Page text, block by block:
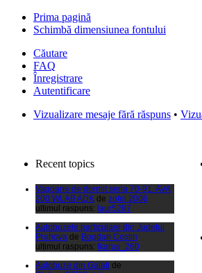
Prima pagină
Schimbă dimensiunea fontului
Căutare
FAQ
Înregistrare
Autentificare
Vizualizare mesaje fără răspuns •
Recent topics
ultimul raspuns:DPS
Vagoane de dormit seria 70-91. AVA
ultimul raspuns:laur5287
Autobuzele particulare din Judetul
ultimul raspuns:Ikarus_260
Autobuze din Galatide
ultimul raspuns:Ikarus_260